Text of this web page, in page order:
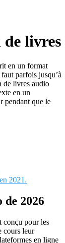
livres
en un format
parfois jusqu’à
de livres audio
en un
pendant que le
2021.
2026
conçu pour les
cours leur
en ligne